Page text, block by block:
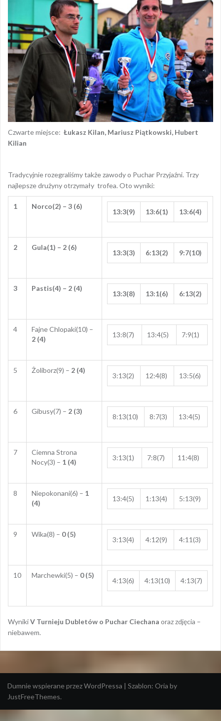
Czwarte miejsce: Łukasz Kilan, Mariusz Piątkowski, Hubert
Kilian
Tradycyjnie rozegraliśmy także zawody o Puchar Przyjaźni. Trzy
najlepsze drużyny otrzymały trofea. Oto wyniki:
1 Norco(2) – 3 (6)
13:3(9) 13:6(1) 13:6(4)
2 Gula(1) – 2 (6)
13:3(3) 6:13(2) 9:7(10)
3 Pastis(4) – 2 (4)
13:3(8) 13:1(6) 6:13(2)
4
Fajne Chlopaki(10) –
2 (4)
13:8(7) 13:4(5) 7:9(1)
5 Żoliborz(9) – 2 (4)
3:13(2) 12:4(8) 13:5(6)
6 Gibusy(7) – 2 (3)
8:13(10) 8:7(3) 13:4(5)
7
Ciemna Strona
Nocy(3) – 1 (4)
3:13(1) 7:8(7) 11:4(8)
8 Niepokonani(6) – 1
(4)
13:4(5) 1:13(4) 5:13(9)
9 Wika(8) – 0 (5)
3:13(4) 4:12(9) 4:11(3)
10 Marchewki(5) – 0 (5)
4:13(6) 4:13(10) 4:13(7)
WynikiV Turnieju Dubletów o Puchar Ciechana oraz zdjęcia –
niebawem.
Dumnie wspierane przez WordPressa | Szablon: Oria by
JustFreeThemes.